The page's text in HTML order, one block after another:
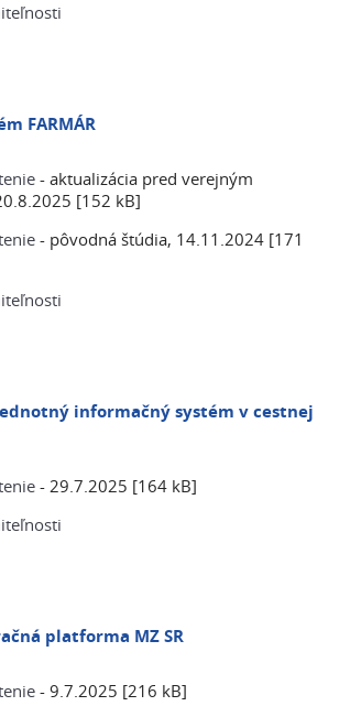
FARMÁR
- aktualizácia pred verejným
[152 kB]
- pôvodná štúdia, 14.11.2024 [171
informačný systém v cestnej
- 29.7.2025 [164 kB]
platforma MZ SR
- 9.7.2025 [216 kB]